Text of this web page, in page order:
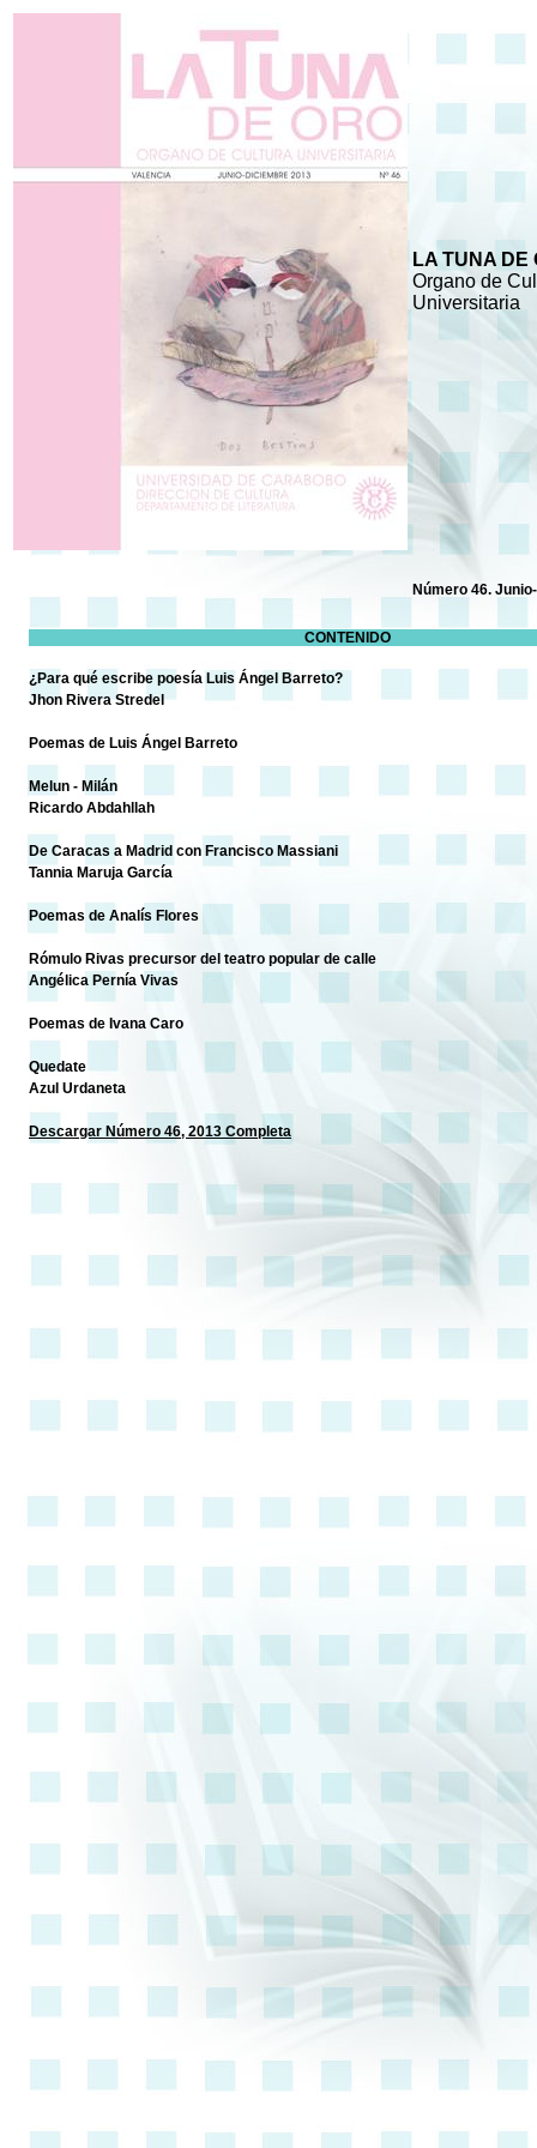
LA TUNA DE
Organo de
Universitaria
Número 46.
CONTENIDO
¿Para qué escribe poesía Luis Ángel Barreto?
Jhon Rivera Stredel
Poemas de Luis Ángel Barreto
Melun - Milán
Ricardo Abdahllah
De Caracas a Madrid con Francisco Massiani
Tannia Maruja García
Poemas de Analís Flores
Rómulo Rivas precursor del teatro popular de calle
Angélica Pernía Vivas
Poemas de Ivana Caro
Quedate
Azul Urdaneta
Descargar Número 46, 2013 Completa